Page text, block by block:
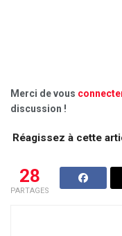
Merci de vous
discussion !
Réagissez à cette
28
PARTAGES